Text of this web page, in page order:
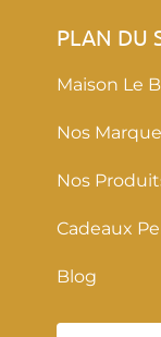
PLAN DU
Maison Le
Nos
Nos
Cadeaux
Blog